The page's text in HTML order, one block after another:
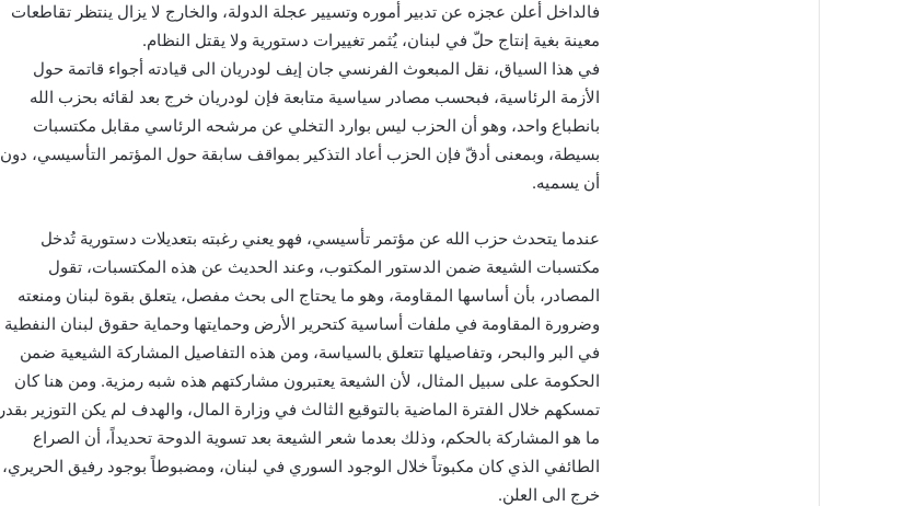
فالداخل أعلن عجزه عن تدبير أموره وتسيير عجلة الدولة، والخارج لا يزال ينتظر تقاطعات
معينة بغية إنتاج حلّ في لبنان، يُثمر تغييرات دستورية ولا يقتل النظام.
في هذا السياق، نقل المبعوث الفرنسي جان إيف لودريان الى قيادته أجواء قاتمة حول
الأزمة الرئاسية، فبحسب مصادر سياسية متابعة فإن لودريان خرج بعد لقائه بحزب الله
بانطباع واحد، وهو أن الحزب ليس بوارد التخلي عن مرشحه الرئاسي مقابل مكتسبات
بسيطة، وبمعنى أدقّ فإن الحزب أعاد التذكير بمواقف سابقة حول المؤتمر التأسيسي، دون
أن يسميه.
عندما يتحدث حزب الله عن مؤتمر تأسيسي، فهو يعني رغبته بتعديلات دستورية تُدخل
مكتسبات الشيعة ضمن الدستور المكتوب، وعند الحديث عن هذه المكتسبات، تقول
المصادر، بأن أساسها المقاومة، وهو ما يحتاج الى بحث مفصل، يتعلق بقوة لبنان ومنعته
وضرورة المقاومة في ملفات أساسية كتحرير الأرض وحمايتها وحماية حقوق لبنان النفطية
في البر والبحر، وتفاصيلها تتعلق بالسياسة، ومن هذه التفاصيل المشاركة الشيعية ضمن
الحكومة على سبيل المثال، لأن الشيعة يعتبرون مشاركتهم هذه شبه رمزية. ومن هنا كان
تمسكهم خلال الفترة الماضية بالتوقيع الثالث في وزارة المال، والهدف لم يكن التوزير بقدر
ما هو المشاركة بالحكم، وذلك بعدما شعر الشيعة بعد تسوية الدوحة تحديداً، أن الصراع
الطائفي الذي كان مكبوتاً خلال الوجود السوري في لبنان، ومضبوطاً بوجود رفيق الحريري،
خرج الى العلن.